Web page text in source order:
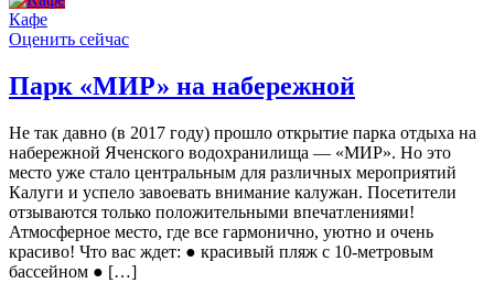
Кафе
Оценить сейчас
Парк «МИР» на набережной
Не так давно (в 2017 году) прошло открытие парка отдыха на
набережной Яченского водохранилища — «МИР». Но это
место уже стало центральным для различных мероприятий
Калуги и успело завоевать внимание калужан. Посетители
отзываются только положительными впечатлениями!
Атмосферное место, где все гармонично, уютно и очень
красиво! Что вас ждет: ● красивый пляж с 10-метровым
бассейном ● […]